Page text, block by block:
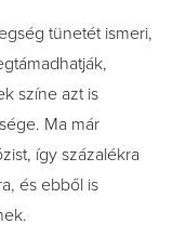
tünetét ismeri,
színe azt is
Ma már
így százalékra
és ebből is